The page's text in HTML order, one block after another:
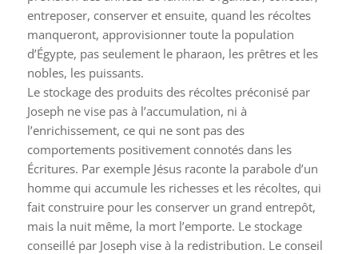
entreposer, conserver et ensuite, quand les récoltes
manqueront, approvisionner toute la population
d’Égypte, pas seulement le pharaon, les prêtres et les
nobles, les puissants.
Le stockage des produits des récoltes préconisé par
Joseph ne vise pas à l’accumulation, ni à
l’enrichissement, ce qui ne sont pas des
comportements positivement connotés dans les
Écritures. Par exemple Jésus raconte la parabole d’un
homme qui accumule les richesses et les récoltes, qui
fait construire pour les conserver un grand entrepôt,
mais la nuit même, la mort l’emporte. Le stockage
conseillé par Joseph vise à la redistribution. Le conseil